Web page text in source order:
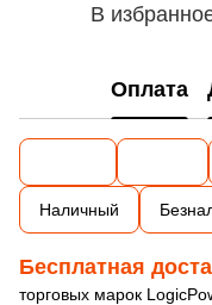
В
Оплата
Наличный
Бесплатная
торговых марок